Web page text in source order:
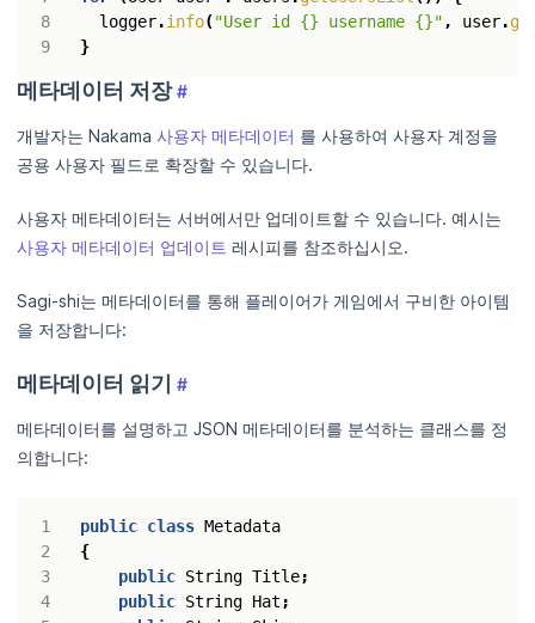
8
9
logger.info("User id {} username {}", user.
}
메타데이터 저장#
개발자는 Nakama 사용자 메타데이터 를 사용하여 사용자 계정을
공용 사용자 필드로 확장할 수 있습니다.
사용자 메타데이터는 서버에서만 업데이트할 수 있습니다. 예시는
사용자 메타데이터 업데이트 레시피를 참조하십시오.
Sagi-shi는 메타데이터를 통해 플레이어가 게임에서 구비한 아이템
을 저장합니다:
메타데이터 읽기 #
메타데이터를 설명하고 JSON 메타데이터를 분석하는 클래스를 정
의합니다:
1
2
3
4
public class Metadata
{
public String Title;
public String Hat;